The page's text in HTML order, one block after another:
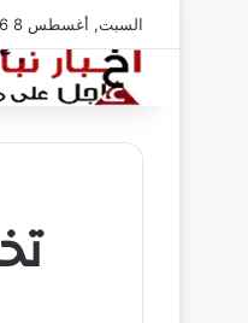
السبت, أغسطس 8 2026